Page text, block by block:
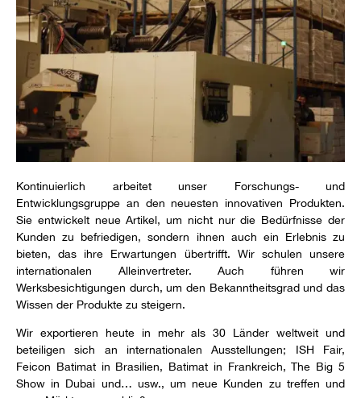
Kontinuierlich arbeitet unser Forschungs- und
Entwicklungsgruppe an den neuesten innovativen Produkten.
Sie entwickelt neue Artikel, um nicht nur die Bedürfnisse der
Kunden zu befriedigen, sondern ihnen auch ein Erlebnis zu
bieten, das ihre Erwartungen übertrifft. Wir schulen unsere
internationalen Alleinvertreter. Auch führen wir
Werksbesichtigungen durch, um den Bekanntheitsgrad und das
Wissen der Produkte zu steigern.
Wir exportieren heute in mehr als 30 Länder weltweit und
beteiligen sich an internationalen Ausstellungen; ISH Fair,
Feicon Batimat in Brasilien, Batimat in Frankreich, The Big 5
Show in Dubai und… usw., um neue Kunden zu treffen und